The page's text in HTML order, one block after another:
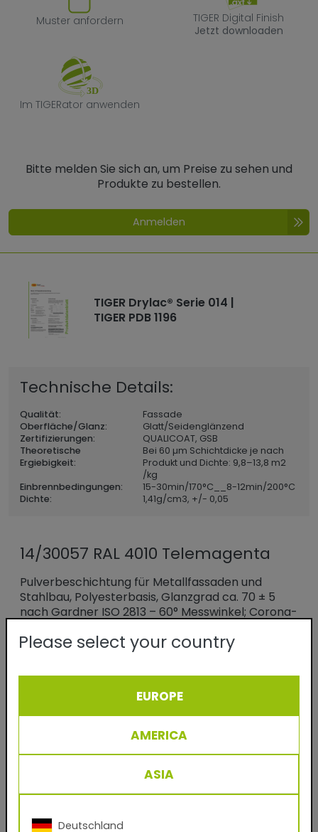
Muster anfordern
Muster anfordern
TIGER Digital
TIGER Digital Finish
Jetzt downloaden
Im TIGERator anwenden
Im TIGERator anwenden
Bitte melden Sie sich an, um Preise zu sehen und
Produkte zu bestellen.
Anmelden
TIGER Drylac® Serie 014 |
TIGER PDB 1196
Technische Details:
Qualität:
Fassade
Oberfläche/Glanz:
Glatt/Seidenglänzend
Zertifizierungen:
QUALICOAT, GSB
Theoretische
Ergiebigkeit:
Bei 60 µm Schichtdicke je nach
Produkt und Dichte: 9,8–13,8 m2
/kg
Einbrennbedingungen:
15-30min/170°C__8-12min/200°C
Dichte:
1,41g/cm3, +/- 0,05
14/30057 RAL 4010 Telemagenta
Pulverbeschichtung für Metallfassaden und
Stahlbau, Polyesterbasis, Glanzgrad ca. 70 ± 5
nach Gardner ISO 2813 – 60° Messwinkel; Corona-
Das klassische Produkt für die Königsdisziplin der
Im Einschicht-Verfahren entstehen langlebige,
wetterfeste Oberflächen für den gewerblichen
Objekt- und privaten Wohnbau in gemäßigten
Klimazonen Europas.
Benefits
- Wetterfeste Pulverbeschichtung für
Please select your country
EUROPE
AMERICA
ASIA
Deutschland